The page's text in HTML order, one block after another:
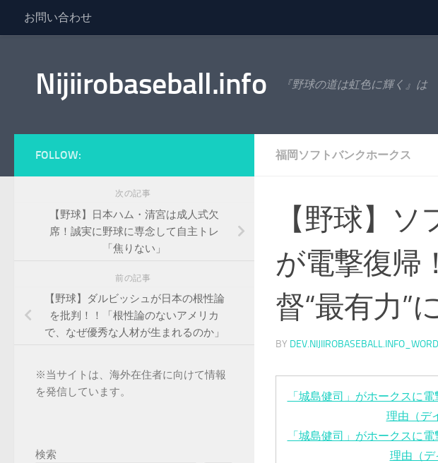
コンテンツへスキップ
お問い合わせ
Nijiirobaseball.info 『野球の道は虹色に輝く』は
福岡ソフトバンクホークス
【野球】
が電撃復帰
督“最有力”
BY
「城島健司」がホークスに
理由（デ
「城島健司」がホークスに
理由（デ
FOLLOW:
次の記事
【野球】日本ハム・清宮は成人式欠
席！誠実に野球に専念して自主トレ
「焦りない」
前の記事
【野球】ダルビッシュが日本の根性論
を批判！！「根性論のないアメリカ
で、なぜ優秀な人材が生まれるのか」
※当サイトは、海外在住者に向けて情報
を発信しています。
検索